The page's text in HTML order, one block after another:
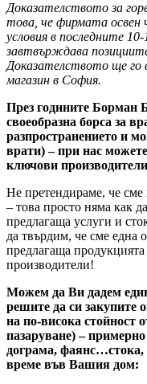
Доказателството за
това, че фирмата освен
условия в последните
завтвърждава
Доказателството ще
магазин в София.
През годините Борман
своеобразна борса за
разпространението и
врати) – при нас
ключови
Не претендираме, че сме
– това просто няма как
предлагаща услуги и
да твърдим, че сме една
предлагаща
производители!
Можем да Ви дадем
решите да си закупите
на по-висока стойност
пазаруване) –
дограма, фаянс…стока,
време във Вашия дом: